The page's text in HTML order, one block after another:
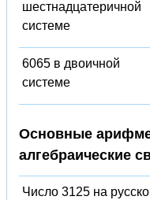
шестнадцатеричной
системе
6065 в двоичной
системе
Основные
алгебраические
Число 3125 на